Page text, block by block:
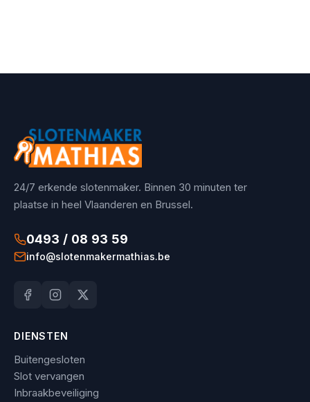
24/7 erkende slotenmaker. Binnen 30 minuten ter
plaatse in heel Vlaanderen en Brussel.
0493 / 08 93 59
info@slotenmakermathias.be
DIENSTEN
Buitengesloten
Slot vervangen
Inbraakbeveiliging